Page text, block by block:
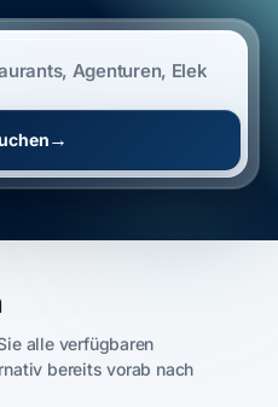
→
alle verfügbaren
bereits vorab nach